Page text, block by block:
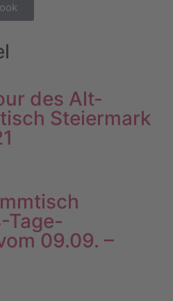
des Alt-
Steiermark
Tage-
09.09. –